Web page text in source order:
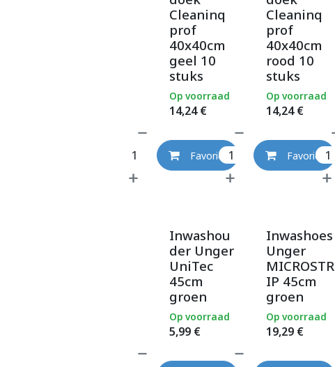
Cleaninq
prof
40x40cm
geel 10
stuks
14,24€
Op voorraad
Favoriet
Cleaninq
prof
40x40cm
rood 10
stuks
14,24€
Op voorraad
Favoriet
Inwashou
der Unger
UniTec
45cm
groen
5,99 €
Op voorraad
Inwashoes
Unger
MICROSTR
IP 45cm
groen
19,29€
Op voorraad